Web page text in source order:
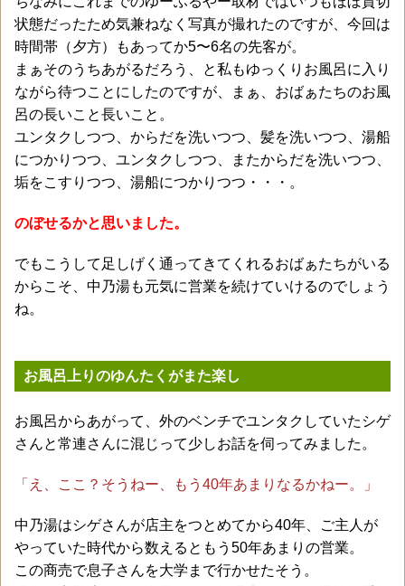
状態だったため気兼ねなく写真が撮れたのですが、今回は
時間帯（夕方）もあってか5〜6名の先客が。
まぁそのうちあがるだろう、と私もゆっくりお風呂に入り
ながら待つことにしたのですが、まぁ、おばぁたちのお風
呂の長いこと長いこと。
ユンタクしつつ、からだを洗いつつ、髪を洗いつつ、湯船
につかりつつ、ユンタクしつつ、またからだを洗いつつ、
垢をこすりつつ、湯船につかりつつ・・・。
のぼせるかと思いました。
でもこうして足しげく通ってきてくれるおばぁたちがいる
からこそ、中乃湯も元気に営業を続けていけるのでしょう
ね。
お風呂上りのゆんたくがまた楽し
お風呂からあがって、外のベンチでユンタクしていたシゲ
さんと常連さんに混じって少しお話を伺ってみました。
「え、ここ？そうねー、もう40年あまりなるかねー。」
中乃湯はシゲさんが店主をつとめてから40年、ご主人が
やっていた時代から数えるともう50年あまりの営業。
この商売で息子さんを大学まで行かせたそう。